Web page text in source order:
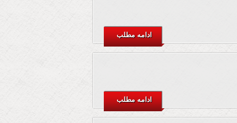
ادامه مطلب
ادامه مطلب